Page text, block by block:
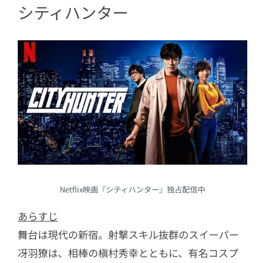
6赤ずきん、旅の途中で死体と出会う。
浅草キッド
9桜のような僕の恋人
10正欲
11流浪の月
12サイド バイ サイド 隣にいる人
13耳をすませば
“それ”がいる森
15怪物の木こり
シティハンター
Netflix映画『シティハンター』独占配信中
あらすじ
舞台は現代の新宿。射撃スキル抜群のスイーパー
冴羽獠は、相棒の槇村秀幸とともに、有名コスプ